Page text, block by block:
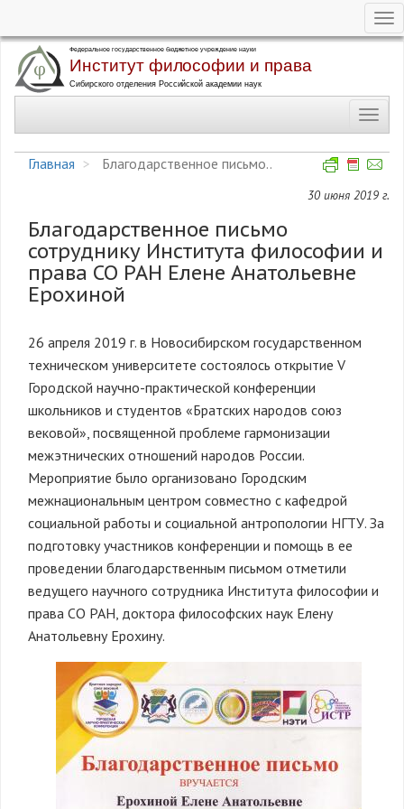
Перейти
основному
Главная
Благодарственное письмо..
30 июня 2019 г.
Благодарственное письмо
сотруднику Института философии и
права СО РАН Елене Анатольевне
Ерохиной
26 апреля 2019 г. в Новосибирском государственном
техническом университете состоялось открытие V
Городской научно-практической конференции
школьников и студентов «Братских народов союз
вековой», посвященной проблеме гармонизации
межэтнических отношений народов России.
Мероприятие было организовано Городским
межнациональным центром совместно с кафедрой
социальной работы и социальной антропологии НГТУ. За
подготовку участников конференции и помощь в ее
проведении благодарственным письмом отметили
ведущего научного сотрудника Института философии и
права СО РАН, доктора философских наук Елену
Анатольевну Ерохину.